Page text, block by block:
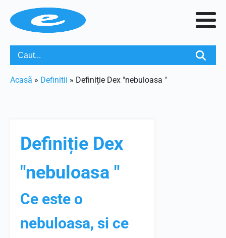
Acasã » Definitii » Definiție Dex "nebuloasa "
Definiție Dex
"nebuloasa "
Ce este o
nebuloasa, si ce